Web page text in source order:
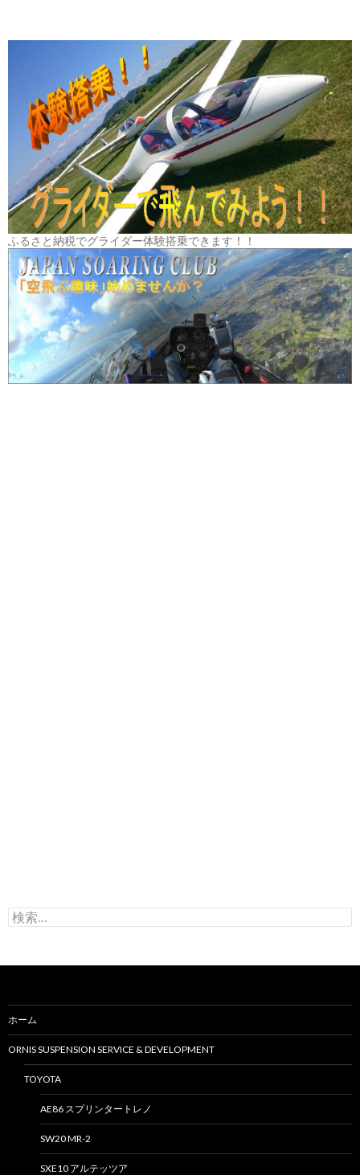
ふるさと納税でグライダー体験搭乗できます！！
検
索
ホーム
ORNIS SUSPENSION SERVICE & DEVELOPMENT
TOYOTA
AE86 スプリンタートレノ
SW20 MR-2
SXE10 アルテッツア